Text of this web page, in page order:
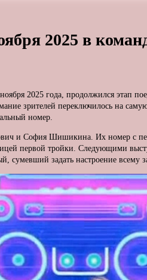
2025 в
2025 года, продолжился этап
зрителей переключилось на
номер.
и София Шишикина. Их номер с
первой тройки. Следующими
задать настроение всему